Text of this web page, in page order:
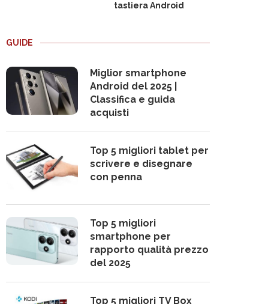
tastiera Android
GUIDE
Miglior smartphone
Android del 2025 |
Classifica e guida
acquisti
Top 5 migliori tablet per
scrivere e disegnare
con penna
Top 5 migliori
smartphone per
rapporto qualità prezzo
del 2025
Top 5 migliori TV Box